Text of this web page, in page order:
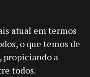
atual em termos
o que temos de
propiciando a
todos.